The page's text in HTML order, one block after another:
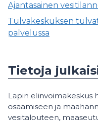
Ajantasainen
Tulvakeskuksen
palvelussa
Tietoja
Lapin elinvoimakeskus
osaamiseen ja
vesitalouteen,